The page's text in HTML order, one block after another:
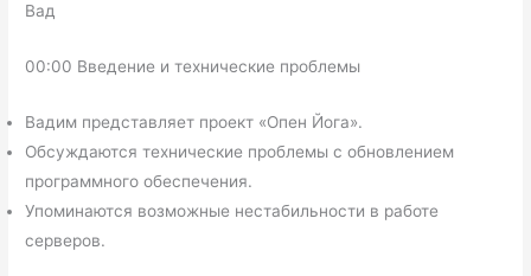
Вад
00:00 Введение и технические проблемы
Вадим представляет проект «Опен Йога».
Обсуждаются технические проблемы с обновлением
программного обеспечения.
Упоминаются возможные нестабильности в работе
серверов.